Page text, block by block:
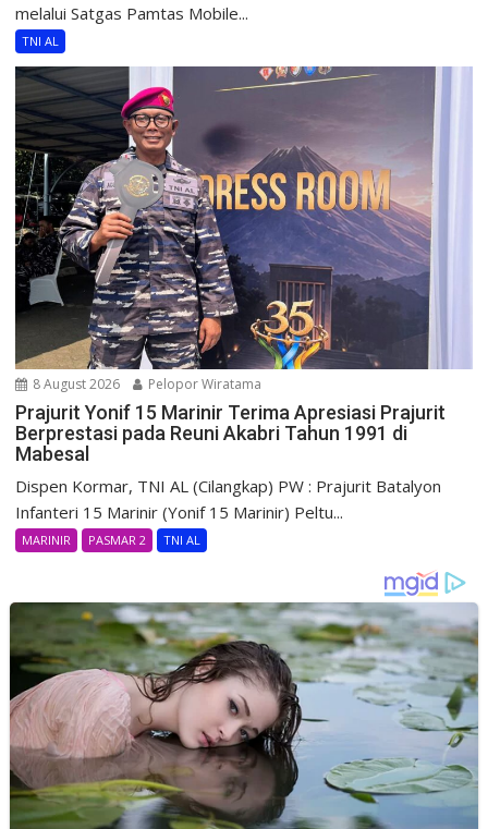
melalui Satgas Pamtas Mobile...
TNI AL
8 August 2026 Pelopor Wiratama
Prajurit Yonif 15 Marinir Terima Apresiasi Prajurit
Berprestasi pada Reuni Akabri Tahun 1991 di
Mabesal
Dispen Kormar, TNI AL (Cilangkap) PW : Prajurit Batalyon
Infanteri 15 Marinir (Yonif 15 Marinir) Peltu...
MARINIR PASMAR 2 TNI AL